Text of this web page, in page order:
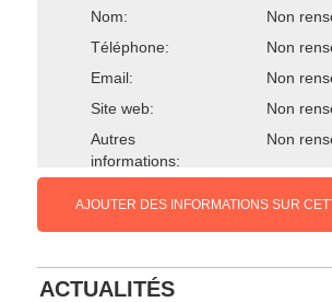
Nom:
Non
Téléphone:
Non
Email:
Non
Site web:
Non
Autres
informations:
Non
AJOUTER DES INFORMATIONS SUR
ACTUALITÉS